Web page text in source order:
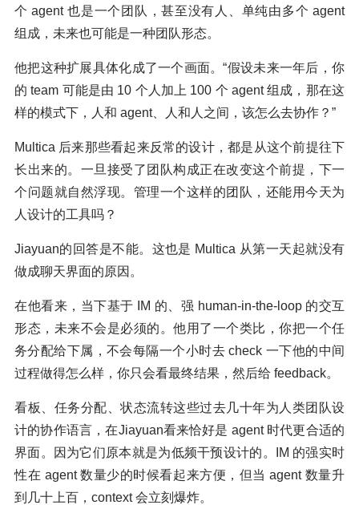
个 agent 也是一个团队，甚至没有人、单纯由多个 agent
组成，未来也可能是一种团队形态。
他把这种扩展具体化成了一个画面。“假设未来一年后，你
的 team 可能是由 10 个人加上 100 个 agent 组成，那在这
样的模式下，人和 agent、人和人之间，该怎么去协作？”
Multica 后来那些看起来反常的设计，都是从这个前提往下
长出来的。一旦接受了团队构成正在改变这个前提，下一
个问题就自然浮现。管理一个这样的团队，还能用今天为
人设计的工具吗？
Jiayuan的回答是不能。这也是 Multica 从第一天起就没有
做成聊天界面的原因。
在他看来，当下基于 IM 的、强 human-in-the-loop 的交互
形态，未来不会是必须的。他用了一个类比，你把一个任
务分配给下属，不会每隔一个小时去 check 一下他的中间
过程做得怎么样，你只会看最终结果，然后给 feedback。
看板、任务分配、状态流转这些过去几十年为人类团队设
计的协作语言，在Jiayuan看来恰好是 agent 时代更合适的
界面。因为它们原本就是为低频干预设计的。IM 的强实时
性在 agent 数量少的时候看起来方便，但当 agent 数量升
到几十上百，context 会立刻爆炸。